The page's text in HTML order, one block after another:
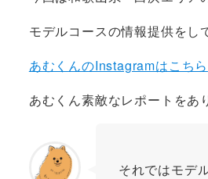
モデルコースの情報提供を
あむくんのInstagramはこちら
あむくん素敵なレポートをあ
それではモデ